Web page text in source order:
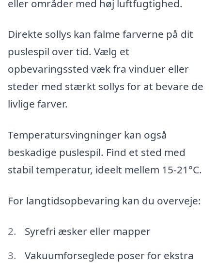
eller områder med høj luftfugtighed.
Direkte sollys kan falme farverne på dit
puslespil over tid. Vælg et
opbevaringssted væk fra vinduer eller
steder med stærkt sollys for at bevare de
livlige farver.
Temperatursvingninger kan også
beskadige puslespil. Find et sted med
stabil temperatur, ideelt mellem 15-21°C.
For langtidsopbevaring kan du overveje:
Syrefri æsker eller mapper
Vakuumforseglede poser for ekstra